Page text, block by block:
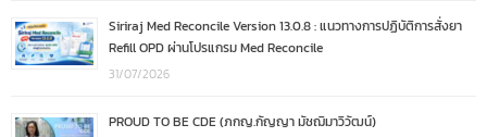
Siriraj Med Reconcile Version 13.0.8 : แนวทางการปฏิบัติการสั่งยา
Refill OPD ผ่านโปรแกรม Med Reconcile
31/07/2026
PROUD TO BE CDE (ภกญ.กัญญา มัชฌิมาวิวัฒน์)